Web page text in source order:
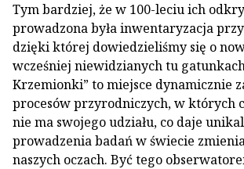
Tym bardziej, że w 100-leciu ich
prowadzona była inwentaryzacja
dzięki której dowiedzieliśmy się o
wcześniej niewidzianych tu
Krzemionki” to miejsce dynamicznie
procesów przyrodniczych, w których
nie ma swojego udziału, co daje
prowadzenia badań w świecie
naszych oczach. Być tego